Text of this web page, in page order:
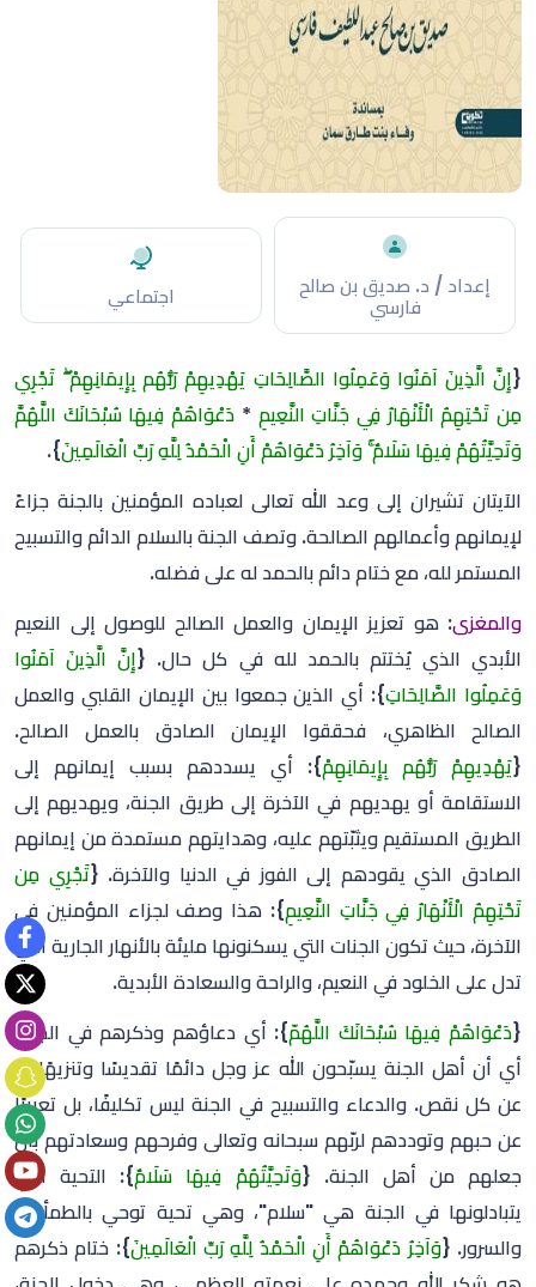
إعداد / د. صديق بن صالح
فارسي
اجتماعي
{إِنَّ الَّذِينَ آمَنُوا وَعَمِلُوا الصَّالِحَاتِ يَهْدِيهِمْ رَبُّهُم بِإِيمَانِهِمْ ۖ تَجْرِي
مِن تَحْتِهِمُ الْأَنْهَارُ فِي جَنَّاتِ النَّعِيمِ * دَعْوَاهُمْ فِيهَا سُبْحَانَكَ اللَّهُمَّ
وَتَحِيَّتُهُمْ فِيهَا سَلَامٌ ۚ وَآخِرُ دَعْوَاهُمْ أَنِ الْحَمْدُ لِلَّهِ رَبِّ الْعَالَمِينَ}.
الآيتان تشيران إلى وعد الله تعالى لعباده المؤمنين بالجنة جزاءً
لإيمانهم وأعمالهم الصالحة. وتصف الجنة بالسلام الدائم والتسبيح
المستمر لله، مع ختام دائم بالحمد له على فضله.
والمغزى: هو تعزيز الإيمان والعمل الصالح للوصول إلى النعيم
الأبدي الذي يُختتم بالحمد لله في كل حال. {إِنَّ الَّذِينَ آمَنُوا
وَعَمِلُوا الصَّالِحَاتِ}: أي الذين جمعوا بين الإيمان القلبي والعمل
الصالح الظاهري، فحققوا الإيمان الصادق بالعمل الصالح.
{يَهْدِيهِمْ رَبُّهُم بِإِيمَانِهِمْ}: أي يسددهم بسبب إيمانهم إلى
الاستقامة أو يهديهم في الآخرة إلى طريق الجنة، ويهديهم إلى
الطريق المستقيم ويثبّتهم عليه، وهدايتهم مستمدة من إيمانهم
الصادق الذي يقودهم إلى الفوز في الدنيا والآخرة. {تَجْرِي مِن
تَحْتِهِمُ الْأَنْهَارُ فِي جَنَّاتِ النَّعِيمِ}: هذا وصف لجزاء المؤمنين في
الآخرة، حيث تكون الجنات التي يسكنونها مليئة بالأنهار الجارية التي
تدل على الخلود في النعيم، والراحة والسعادة الأبدية.
{دَعْوَاهُمْ فِيهَا سُبْحَانَكَ اللَّهُمّ}: أي دعاؤهم وذكرهم في الجنة.
أي أن أهل الجنة يسبّحون الله عز وجل دائمًا تقديسًا وتنزيهًا له
عن كل نقص. والدعاء والتسبيح في الجنة ليس تكليفًا، بل تعبيرًا
عن حبهم وتوددهم لربّهم سبحانه وتعالى وفرحهم وسعادتهم بأن
جعلهم من أهل الجنة. {وَتَحِيَّتُهُمْ فِيهَا سَلَامٌ}: التحية التي
يتبادلونها في الجنة هي "سلام"، وهي تحية توحي بالطمأنينة
والسرور. {وَآخِرُ دَعْوَاهُمْ أَنِ الْحَمْدُ لِلَّهِ رَبِّ الْعَالَمِينَ}: ختام ذكرهم